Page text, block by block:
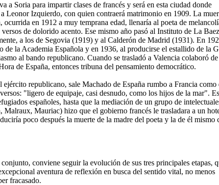
a Soria para impartir clases de francés y será en esta ciudad donde
Leonor Izquierdo, con quien contraerá matrimonio en 1909. La
ocurrida en 1912 a muy temprana edad, llenaría al poeta de
de dolorido acento. Ese mismo año pasó al Instituto de La
a los de Segovia (1919) y al Calderón de Madrid (1931). En
de la Academia Española y en 1936, al producirse el estallido de la
al bando republicano. Cuando se trasladó a Valencia colaboró de
de España, entonces tribuna del pensamiento democrático.
republicano, sale Machado de España rumbo a Francia como
"ligero de equipaje, casi desnudo, como los hijos de la mar".
españoles, hasta que la mediación de un grupo de
Malraux, Mauriac) hizo que el gobierno francés le trasladara a un
poco después la muerte de la madre del poeta y la de él mismo
conviene seguir la evolución de sus tres principales etapas,
aventura de reflexión en busca del sentido vital, no menos
fracasado.